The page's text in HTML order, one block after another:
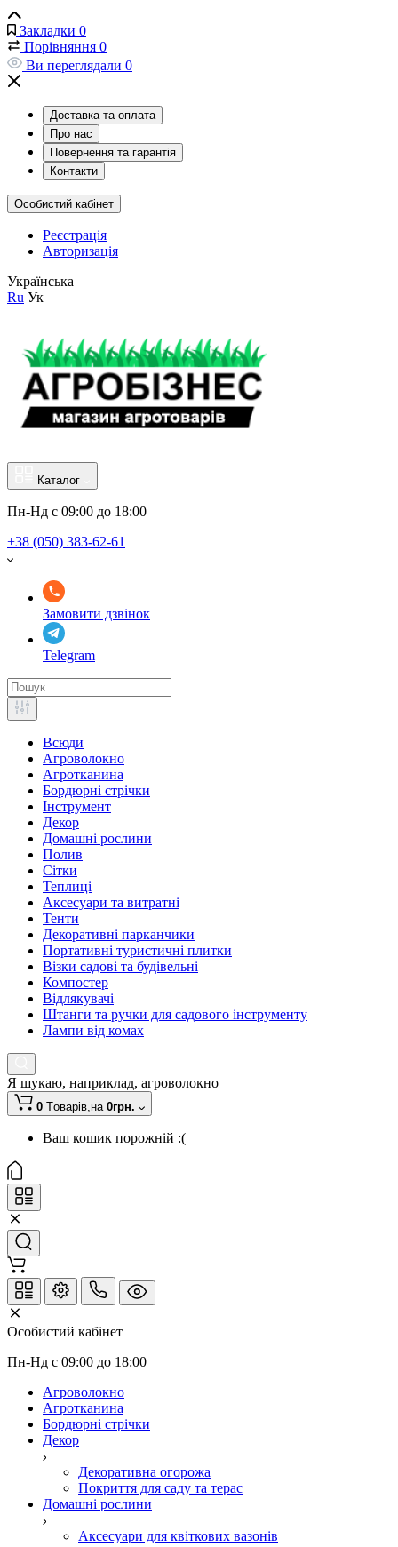
Закладки 0
Порівняння 0
Ви переглядали 0
Доставка та оплата
Про нас
Повернення та гарантія
Контакти
Особистий кабінет
Реєстрація
Авторизація
Українська
Ru Ук
Каталог
Пн-Нд с 09:00 до 18:00
+38 (050) 383-62-61
Замовити дзвінок
Telegram
Всюди
Агроволокно
Агротканина
Бордюрні стрічки
Інструмент
Декор
Домашні рослини
Полив
Сітки
Теплиці
Аксесуари та витратні
Тенти
Декоративні парканчики
Портативні туристичні плитки
Візки садові та будівельні
Компостер
Відлякувачі
Штанги та ручки для садового інструменту
Лампи від комах
Я шукаю, наприклад, агроволокно
0 Tоварів,на 0грн.
Ваш кошик порожній :(
Особистий кабінет
Пн-Нд с 09:00 до 18:00
Агроволокно
Агротканина
Бордюрні стрічки
Декор
Декоративна огорожа
Покриття для саду та терас
Домашні рослини
Аксесуари для квіткових вазонів